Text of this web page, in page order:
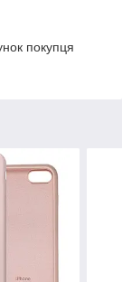
покупця